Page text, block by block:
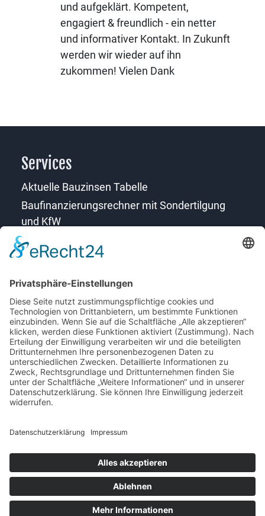
und aufgeklärt. Kompetent,
engagiert & freundlich - ein netter
und informativer Kontakt. In Zukunft
werden wir wieder auf ihn
zukommen! Vielen Dank
Services
Aktuelle Bauzinsen Tabelle
Baufinanzierungsrechner mit Sondertilgung
und KfW
Download Formulare
Ferienwohnung finanzieren Rechner
FAQ
Sie erreichen mich am Besten:
038327-45830
Mo., Di., Do.: von 9.00 Uhr-18.00 Uhr
Mi. und Fr.: von 9.00 Uhr-14.00 Uhr